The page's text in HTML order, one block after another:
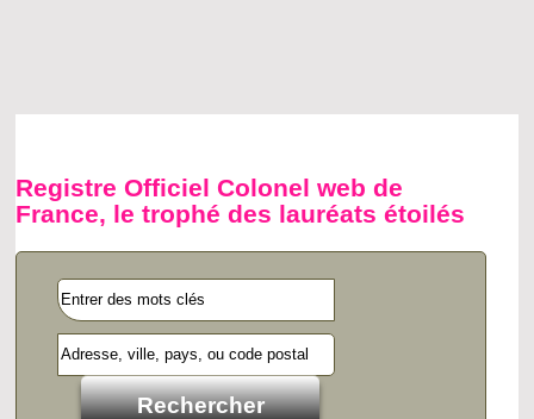
Registre Officiel Colonel web de
France, le trophé des lauréats étoilés